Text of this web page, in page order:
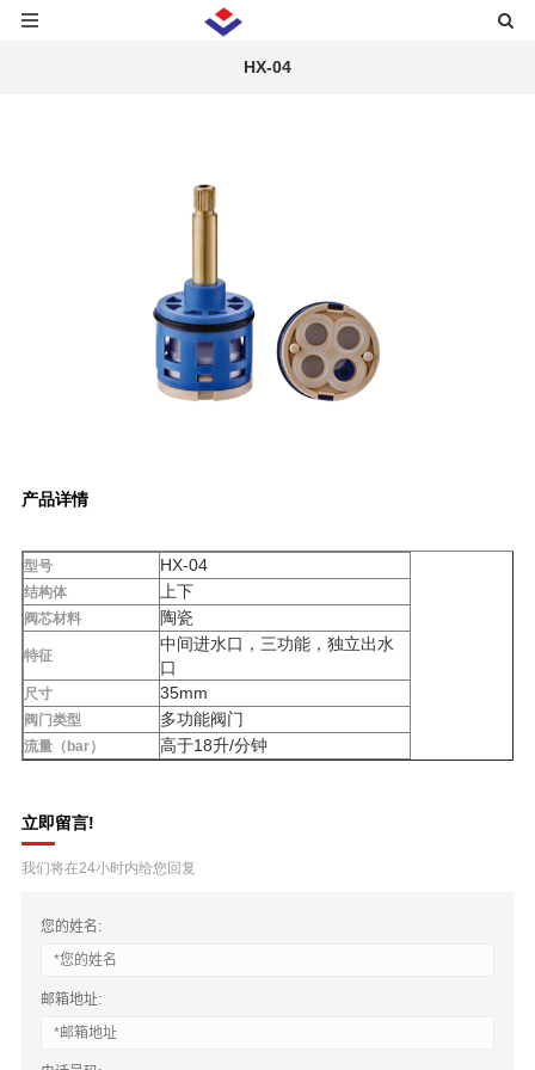
HX-04
产品详情
型号 HX-04
结构体 上下
阀芯材料 陶瓷
特征
中间进水口，三功能，独立出水
口
尺寸 35mm
阀门类型 多功能阀门
流量（bar） 高于18升/分钟
立即留言!
我们将在24小时内给您回复
您的姓名:
邮箱地址: